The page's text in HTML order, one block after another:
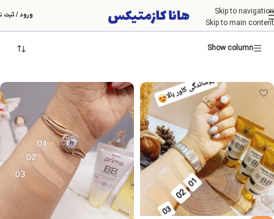
Skip to navigation
Skip to main content
ورود / ثبت کرم روز
Show column